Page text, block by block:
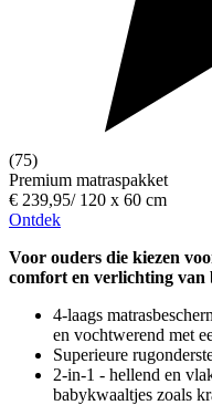
(75)
Premium matraspakket
€ 239,95/ 120 x 60 cm
Ontdek
Voor ouders die kiezen
comfort en verlichting van
4-laags
en vochtwerend met
Superieure
2-in-1 - hellend en
babykwaaltjes zoals